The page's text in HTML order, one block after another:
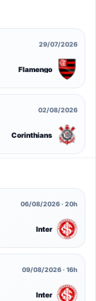
29/07/2026
Flamengo
02/08/2026
Corinthians
06/08/2026 · 20h
Inter
09/08/2026 · 16h
Inter